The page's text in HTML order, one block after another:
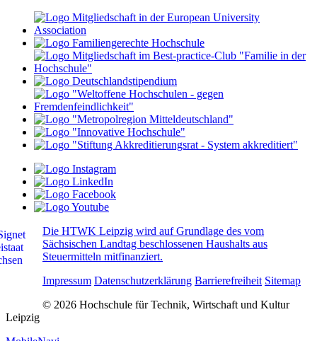
Die HTWK Leipzig wird auf Grundlage des vom
Sächsischen Landtag beschlossenen Haushalts aus
Steuermitteln mitfinanziert.
Impressum Datenschutzerklärung Barrierefreiheit Sitemap
© 2026 Hochschule für Technik, Wirtschaft und Kultur
Leipzig